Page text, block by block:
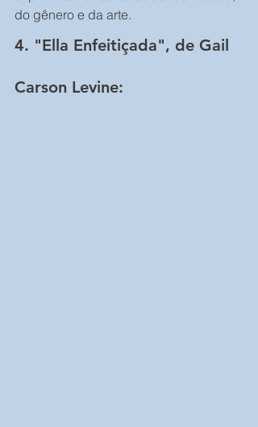
do gênero e da arte.
4. "Ella Enfeitiçada", de Gail
Carson Levine: